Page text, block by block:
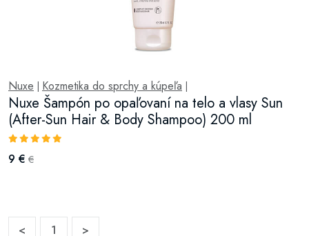
Nuxe Kozmetika do sprchy a kúpeľa
Nuxe Šampón po opaľovaní na telo a vlasy Sun
(After-Sun Hair & Body Shampoo) 200 ml
9 € €
< 1 >